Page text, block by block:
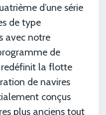
d’une série
de type
avec notre
de
redéfinit la flotte
de navires
conçus
plus anciens tout